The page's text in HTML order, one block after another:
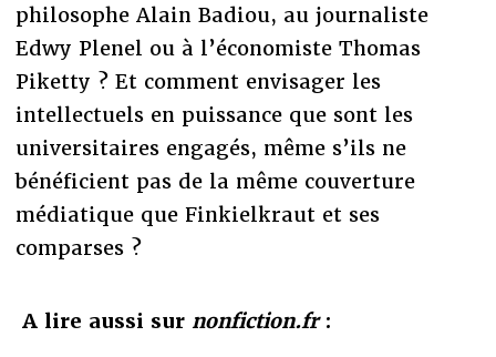
philosophe Alain Badiou, au journaliste
Edwy Plenel ou à l’économiste Thomas
Piketty ? Et comment envisager les
intellectuels en puissance que sont les
universitaires engagés, même s’ils ne
bénéficient pas de la même couverture
médiatique que Finkielkraut et ses
comparses ?
A lire aussi sur nonfiction.fr: